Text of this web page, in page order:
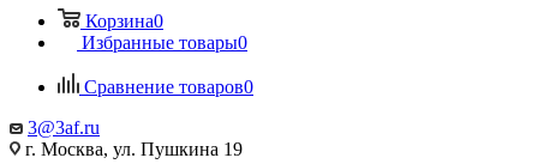
Корзина0
Избранные товары0
Сравнение товаров0
3@3af.ru
г. Москва, ул. Пушкина 19